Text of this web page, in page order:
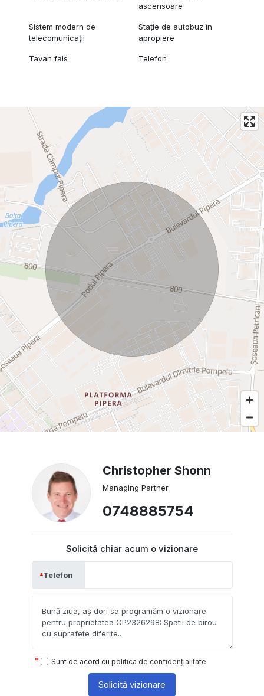
ascensoare
Sistem modern de
telecomunicații
Stație de autobuz în
apropiere
Tavan fals Telefon
Christopher Shonn
Managing Partner
0748885754
Solicită chiar acum o vizionare
Telefon
Sunt de acord cu politica de confidențialitate
Solicită vizionare